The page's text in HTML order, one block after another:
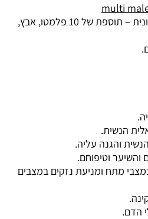
לפרוסטטה – פלטפורמה ראשונית – תוספת של 10 פלמטו, אבץ,
הנשית.
והגנה עליה.
וטיפוחם.
מתח ומניעת נזקים במצבים
הדם.